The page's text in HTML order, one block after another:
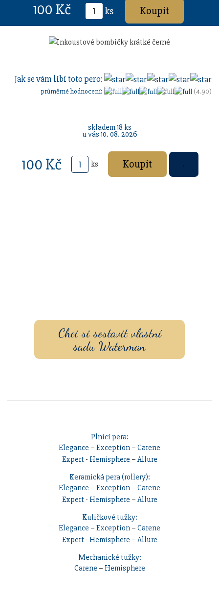
100 Kč ks
Jak se vám líbí toto pero:
průměrné hodnocení: (4.90)
skladem 18 ks
u vás 10. 08. 2026
100 Kč ks
Chci si sestavit vlastní
sadu Waterman
Plnicí pera:
Elegance – Exception – Carene
Expert - Hemisphere – Allure
Keramická pera (rollery):
Elegance – Exception – Carene
Expert - Hemisphere – Allure
Kuličkové tužky:
Elegance – Exception – Carene
Expert - Hemisphere – Allure
Mechanické tužky:
Carene – Hemisphere